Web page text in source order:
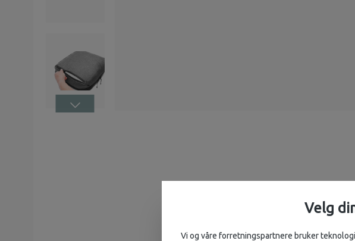
Velg
Vi og våre forretningspartnere bruker